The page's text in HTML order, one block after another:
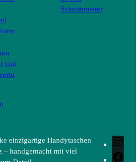
von
Schnittmuster
einzigartige Handytaschen
– handgemacht mit viel